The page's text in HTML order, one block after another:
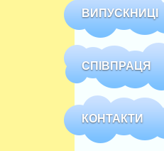
ВИПУСКНИЦІ
СПІВПРАЦЯ
КОНТАКТИ